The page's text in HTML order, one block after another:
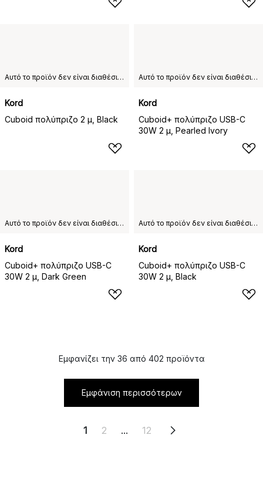
Αυτό το προϊόν δεν είναι διαθέσιμο στη χώρα παράδοσης που έχετε επιλέξει.
Kord
Cuboid πολύπριζο 2 μ, Black
Αυτό το προϊόν δεν είναι διαθέσιμο στη χώρα παράδοσης που έχετε επιλέξει.
Kord
Cuboid+ πολύπριζο USB-C
30W 2 μ, Pearled Ivory
Αυτό το προϊόν δεν είναι διαθέσιμο στη χώρα παράδοσης που έχετε επιλέξει.
Kord
Cuboid+ πολύπριζο USB-C
30W 2 μ, Dark Green
Αυτό το προϊόν δεν είναι διαθέσιμο στη χώρα παράδοσης που έχετε επιλέξει.
Kord
Cuboid+ πολύπριζο USB-C
30W 2 μ, Black
Εμφανίζει την 36 από 402 προϊόντα
Εμφάνιση περισσότερων
1 2 ... 12